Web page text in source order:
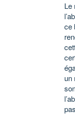
Le
ce
un